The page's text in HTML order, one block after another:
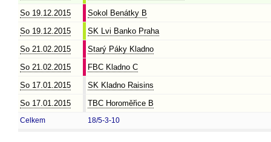
So 19.12.2015
Sokol Benátky B
So 19.12.2015
SK Lvi Banko Praha
So 21.02.2015
Starý Páky Kladno
So 21.02.2015
FBC Kladno C
So 17.01.2015
SK Kladno Raisins
So 17.01.2015
TBC Horoměřice B
Celkem 18/5-3-10